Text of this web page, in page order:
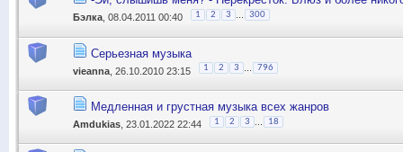
Бэлка , 08.04.2011 00:40 1 2 3 300
Серьезная музыка
vieanna , 26.10.2010 23:15 1 2 3 796
Медленная и грустная музыка всех жанров
Amdukias , 23.01.2022 22:44 1 2 3 18